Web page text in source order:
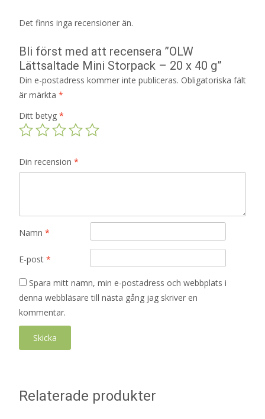
Det finns inga recensioner än.
Bli först med att recensera ”OLW
Lättsaltade Mini Storpack – 20 x 40 g”
Din e-postadress kommer inte publiceras. Obligatoriska fält
är märkta *
Ditt betyg *
Din recension *
Namn *
E-post *
Spara mitt namn, min e-postadress och webbplats i
denna webbläsare till nästa gång jag skriver en
kommentar.
Relaterade produkter